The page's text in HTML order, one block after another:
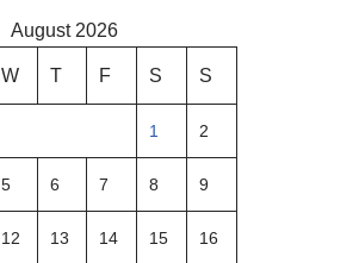
August 2026
W T F S S
1 2
5 6 7 8 9
12 13 14 15 16